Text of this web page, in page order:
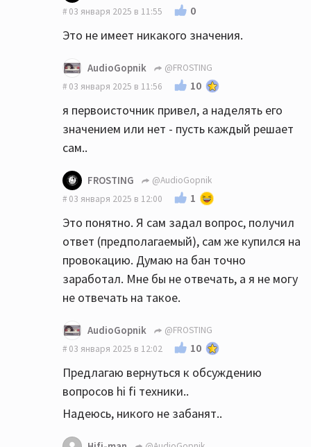
03 января 2025 в 11:55
0
Это не имеет никакого значения.
AudioGopnik
@FROSTING
03 января 2025 в 11:56
10
я первоисточник привел, а наделять его
значением или нет - пусть каждый решает
сам..
FROSTING
@AudioGopnik
03 января 2025 в 12:00
1
Это понятно. Я сам задал вопрос, получил
ответ (предполагаемый), сам же купился на
провокацию. Думаю на бан точно
заработал. Мне бы не отвечать, а я не могу
не отвечать на такое.
AudioGopnik
@FROSTING
03 января 2025 в 12:02
10
Предлагаю вернуться к обсуждению
вопросов hi fi техники..
Надеюсь, никого не забанят..